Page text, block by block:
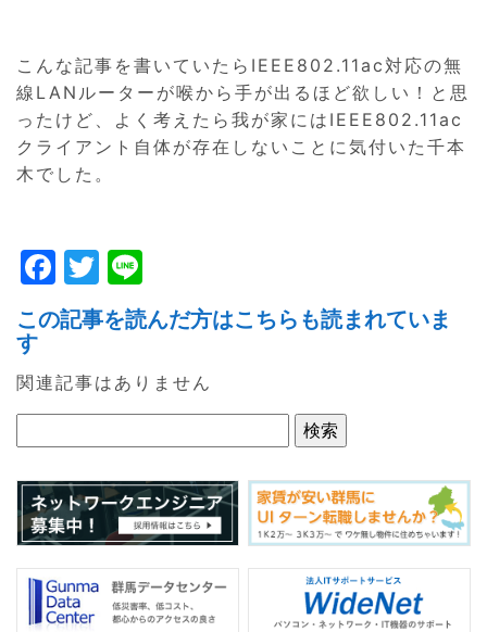
こんな記事を書いていたらIEEE802.11ac対応の無
線LANルーターが喉から手が出るほど欲しい！と思
ったけど、よく考えたら我が家にはIEEE802.11ac
クライアント自体が存在しないことに気付いた千本
木でした。
F
a
c
e
b
o
o
k
T
w
itt
er
n
e
この記事を読んだ方はこちらも読まれていま
す
関連記事はありません